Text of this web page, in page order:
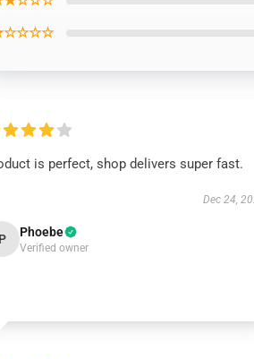
is perfect, shop delivers super fast.
Dec 24,
P Phoebe
Verified owner